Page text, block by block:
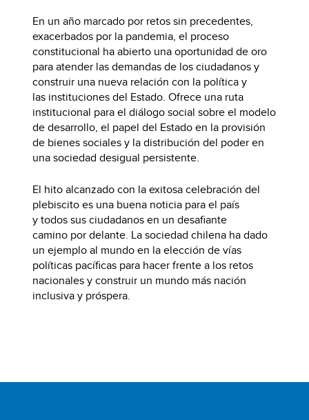
En un año marcado por retos sin precedentes,
exacerbados por la pandemia, el proceso
constitucional ha abierto una oportunidad de oro
para atender las demandas de los ciudadanos y
construir una nueva relación con la política y
las instituciones del Estado. Ofrece una ruta
institucional para el diálogo social sobre el modelo
de desarrollo, el papel del Estado en la provisión
de bienes sociales y la distribución del poder en
una sociedad desigual persistente.
El hito alcanzado con la exitosa celebración del
plebiscito es una buena noticia para el país
y todos sus ciudadanos en un desafiante
camino por delante. La sociedad chilena ha dado
un ejemplo al mundo en la elección de vías
políticas pacíficas para hacer frente a los retos
nacionales y construir un mundo más nación
inclusiva y próspera.